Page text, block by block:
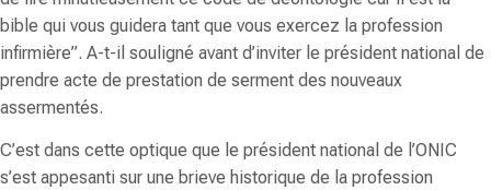
bible qui vous guidera tant que vous exercez la profession
infirmière”. A-t-il souligné avant d’inviter le président national de
prendre acte de prestation de serment des nouveaux
assermentés.
C’est dans cette optique que le président national de l’ONIC
s’est appesanti sur une brieve historique de la profession